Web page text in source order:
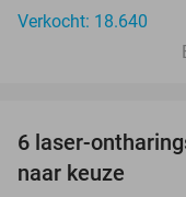
Verkocht: 18.640
6 laser-
naar keuze